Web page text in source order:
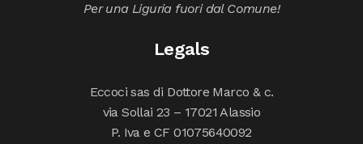
Per una Liguria fuori dal Comune!
Legals
Eccoci sas di Dottore Marco & c.
via Sollai 23 – 17021 Alassio
P. Iva e CF 01075640092